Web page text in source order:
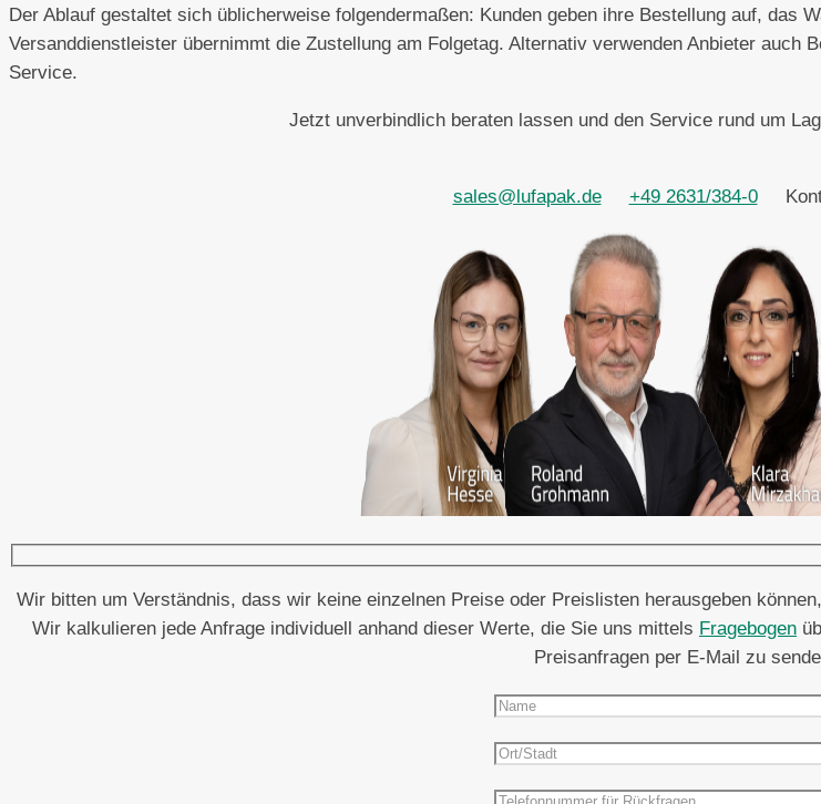
Der Ablauf gestaltet sich üblicherweise folgendermaßen: Kunden geben ihre Bestellung auf, das
Versanddienstleister übernimmt die Zustellung am Folgetag. Alternativ verwenden Anbieter auch
Service.
Jetzt unverbindlich beraten lassen und den Service rund um
sales@lufapak.de +49 2631/384-0
Wir bitten um Verständnis, dass wir keine einzelnen Preise oder Preislisten herausgeben
Wir kalkulieren jede Anfrage individuell anhand dieser Werte, die Sie uns mittels Fragebogen
Preisanfragen per E-Mail zu